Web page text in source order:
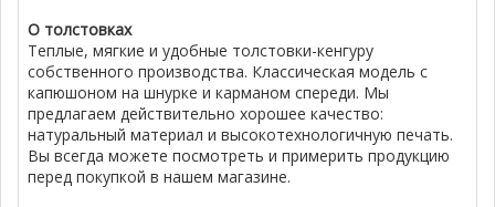
О толстовках
Теплые, мягкие и удобные толстовки-кенгуру
собственного производства. Классическая модель с
капюшоном на шнурке и карманом спереди. Мы
предлагаем действительно хорошее качество:
натуральный материал и высокотехнологичную печать.
Вы всегда можете посмотреть и примерить продукцию
перед покупкой в нашем магазине.